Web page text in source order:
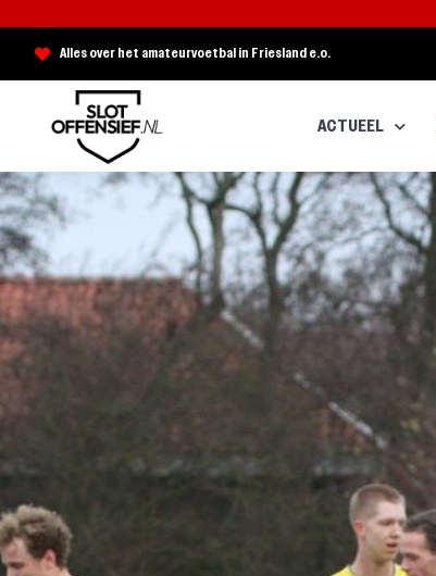
Alles over het amateurvoetbal in Friesland e.o.
ACTUEEL